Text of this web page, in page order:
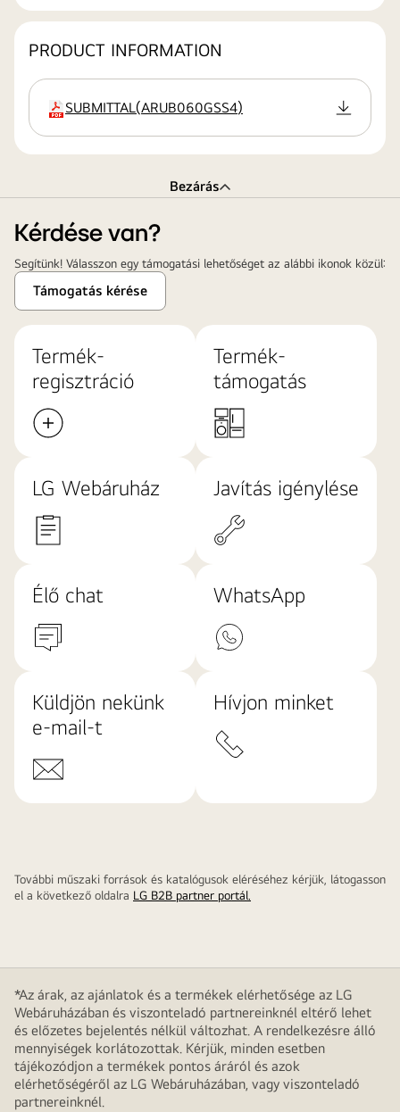
PRODUCT INFORMATION
kiterjesztés
SUBMITTAL (ARUB060GSS4)
Bezárás
Kérdése van?
Segítünk! Válasszon egy támogatási lehetőséget az alábbi ikonok közül:
Támogatás kérése
Termék-
regisztráció
Termék-
támogatás
LG Webáruház Javítás igénylése
Élő chat WhatsApp
Küldjön nekünk
e-mail-t
Hívjon minket
További műszaki források és katalógusok eléréséhez kérjük, látogasson
el a következő oldalra LG B2B partner portál.
*Az árak, az ajánlatok és a termékek elérhetősége az LG
Webáruházában és viszonteladó partnereinknél eltérő lehet
és előzetes bejelentés nélkül változhat. A rendelkezésre álló
mennyiségek korlátozottak. Kérjük, minden esetben
tájékozódjon a termékek pontos áráról és azok
elérhetőségéről az LG Webáruházában, vagy viszonteladó
partnereinknél.